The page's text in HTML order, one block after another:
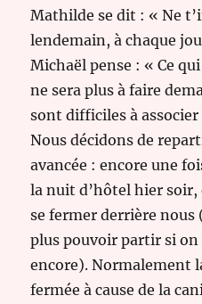
Mathilde se dit : « Ne
lendemain, à chaque
Michaël pense : « Ce
ne sera plus à faire
sont difficiles à associer
Nous décidons de
avancée : encore une
la nuit d’hôtel hier soir,
se fermer derrière nous
plus pouvoir partir si
encore). Normalement
fermée à cause de la